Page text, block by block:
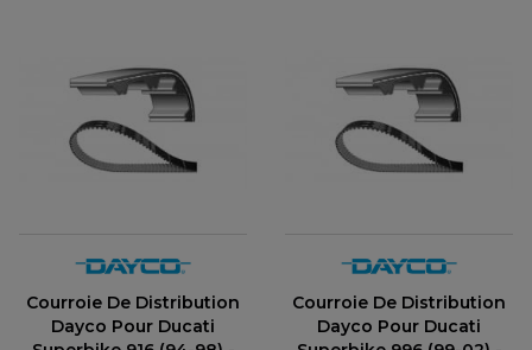
Courroie De Distribution
Dayco Pour Ducati
Courroie De Distribution
Dayco Pour Ducati